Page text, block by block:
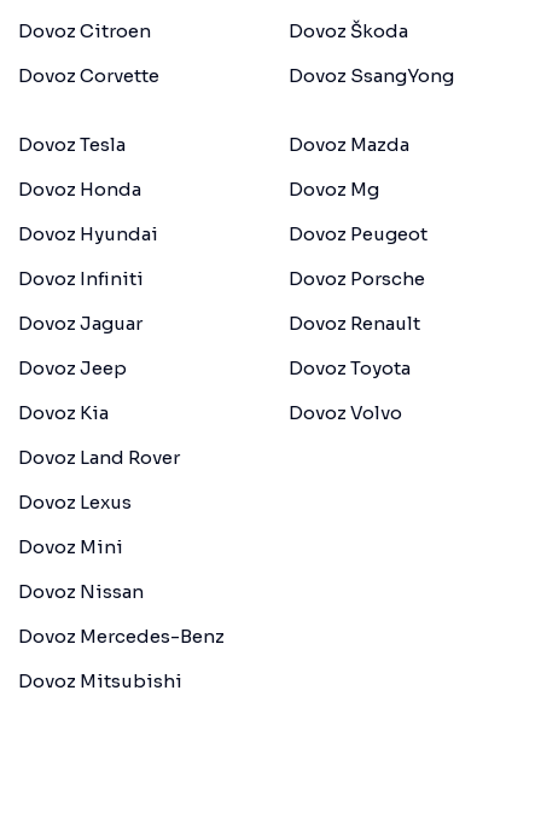
Dovoz Citroen
Dovoz Corvette
Dovoz Škoda
Dovoz SsangYong
Dovoz Tesla
Dovoz Honda
Dovoz Hyundai
Dovoz Infiniti
Dovoz Jaguar
Dovoz Jeep
Dovoz Kia
Dovoz Land Rover
Dovoz Lexus
Dovoz Mini
Dovoz Nissan
Dovoz Mercedes-Benz
Dovoz Mitsubishi
Dovoz Mazda
Dovoz Mg
Dovoz Peugeot
Dovoz Porsche
Dovoz Renault
Dovoz Toyota
Dovoz Volvo